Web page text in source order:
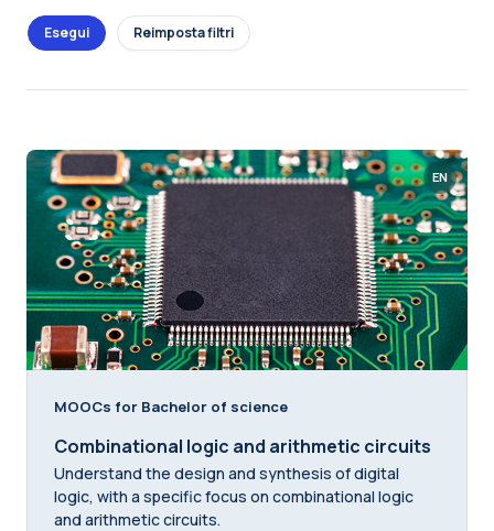
EN
MOOCs for Bachelor of science
Combinational logic and arithmetic circuits
Understand the design and synthesis of digital
logic, with a specific focus on combinational logic
and arithmetic circuits.